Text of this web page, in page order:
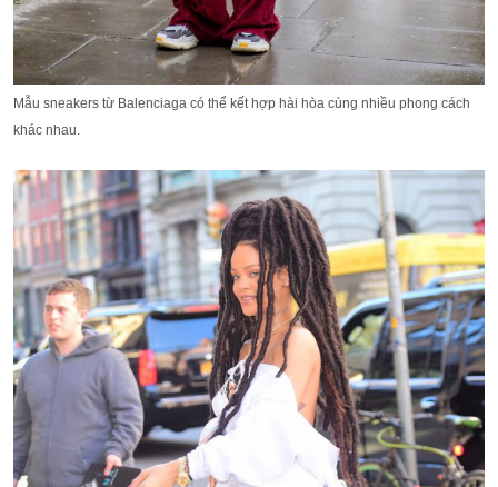
Mẫu sneakers từ Balenciaga có thể kết hợp hài hòa cùng nhiều phong cách
khác nhau.